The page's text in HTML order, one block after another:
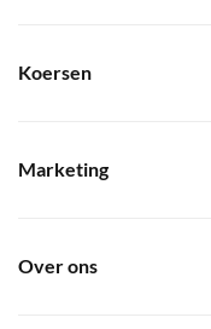
Koersen
Marketing
Over ons